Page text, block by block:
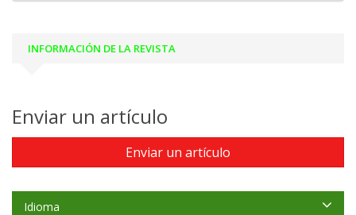
INFORMACIÓN DE LA REVISTA
Enviar un artículo
Enviar un artículo
Idioma